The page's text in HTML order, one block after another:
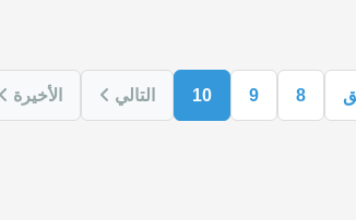
8
9
10 التالي الأخيرة